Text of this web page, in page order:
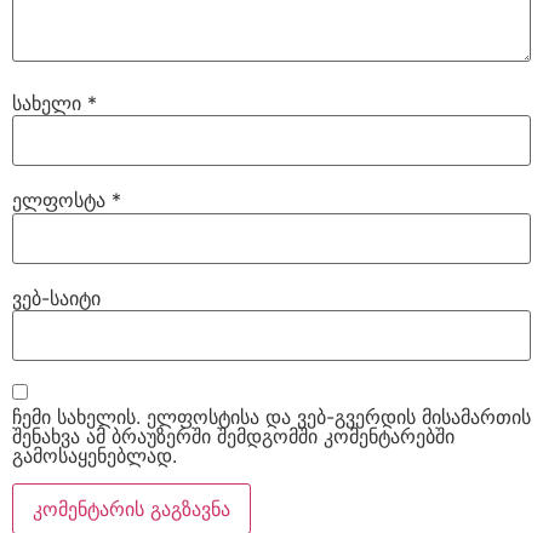
სახელი *
ელფოსტა *
ვებ-საიტი
ჩემი სახელის. ელფოსტისა და ვებ-გვერდის მისამართის
შენახვა ამ ბრაუზერში შემდგომში კომენტარებში
გამოსაყენებლად.